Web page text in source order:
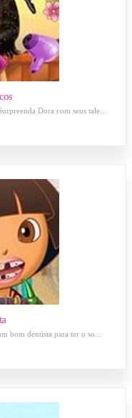
Dora com seus tale...
bom dentista para ter o so...